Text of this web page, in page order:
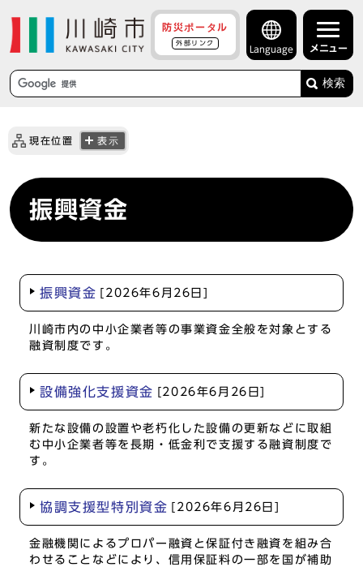
防災ポータル
外部リンク
Language メニュー
検索
現在位置 表示
振興資金
振興資金 [2026年6月26日]
川崎市内の中小企業者等の事業資金全般を対象とする
融資制度です。
設備強化支援資金 [2026年6月26日]
新たな設備の設置や老朽化した設備の更新などに取組
む中小企業者等を長期・低金利で支援する融資制度で
す。
協調支援型特別資金 [2026年6月26日]
金融機関によるプロパー融資と保証付き融資を組み合
わせることなどにより、信用保証料の一部を国が補助